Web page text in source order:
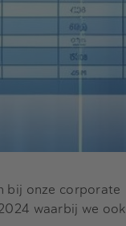
bij onze corporate
waarbij we ook